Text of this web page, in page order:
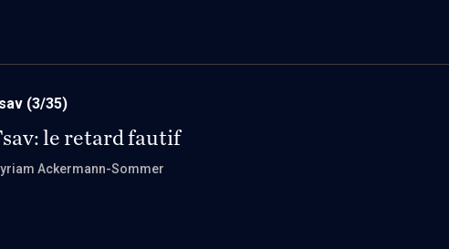
(3/35)
le retard fautif
Ackermann-Sommer